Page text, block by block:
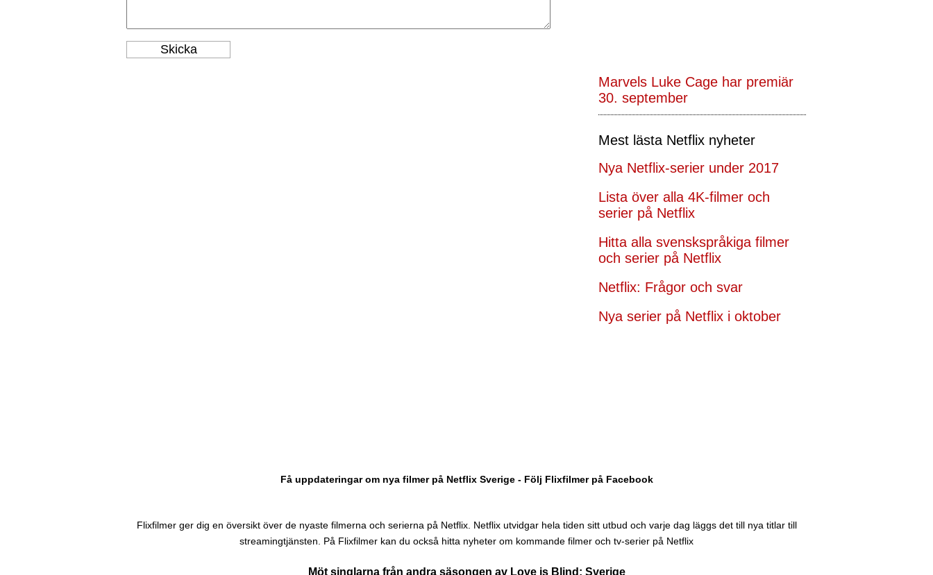
Marvels Luke Cage har premiär
30. september
Mest lästa Netflix nyheter
Nya Netflix-serier under 2017
Lista över alla 4K-filmer och
serier på Netflix
Hitta alla svenskspråkiga filmer
och serier på Netflix
Netflix: Frågor och svar
Nya serier på Netflix i oktober
Få uppdateringar om nya filmer på Netflix Sverige - Följ Flixfilmer på Facebook
Flixfilmer ger dig en översikt över de nyaste filmerna och serierna på Netflix. Netflix utvidgar hela tiden sitt utbud och varje dag läggs det till nya titlar till
streamingtjänsten. På Flixfilmer kan du också hitta nyheter om kommande filmer och tv-serier på Netflix
Möt singlarna från andra säsongen av Love is Blind: Sverige